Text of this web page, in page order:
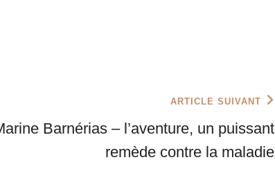
ARTICLE SUIVANT
Barnérias – l’aventure, un puissant
remède contre la maladie